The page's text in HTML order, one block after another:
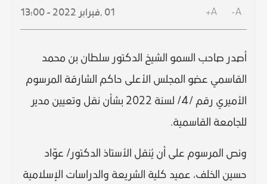
A-
A+
01 , فبراير 2022 - 13:00
أصدر صاحب السمو الشيخ الدكتور سلطان بن محمد
القاسمي عضو المجلس الأعلى حاكم الشارقة المرسوم
الأميري رقم /4/ لسنة 2022 بشأن نقل وتعيين مدير
للجامعة القاسمية.
ونص المرسوم على أن يُنقل الأستاذ الدكتور/ عوّاد
حسين الخلف، عميد كلية الشريعة والدراسات الإسلامية